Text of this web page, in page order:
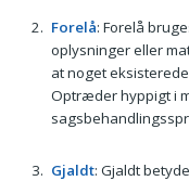
Forelå: Forelå
oplysninger eller
at noget
Optræder hyppigt i
Gjaldt: Gjaldt